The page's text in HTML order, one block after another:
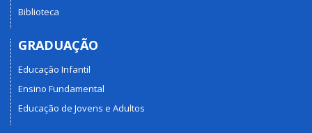
Biblioteca
GRADUAÇÃO
Educação Infantil
Ensino Fundamental
Educação de Jovens e Adultos